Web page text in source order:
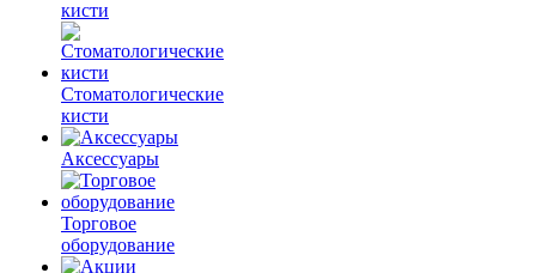
кисти
Стоматологические
кисти
Аксессуары
Торговое
оборудование